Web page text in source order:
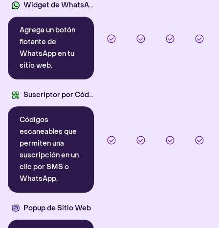
Widget de WhatsApp
Agrega un botón
flotante de
WhatsApp en tu
sitio web.
Suscriptor por Código QR
Códigos
escaneables que
permiten una
suscripción en un
clic por SMS o
WhatsApp.
Popup de Sitio Web